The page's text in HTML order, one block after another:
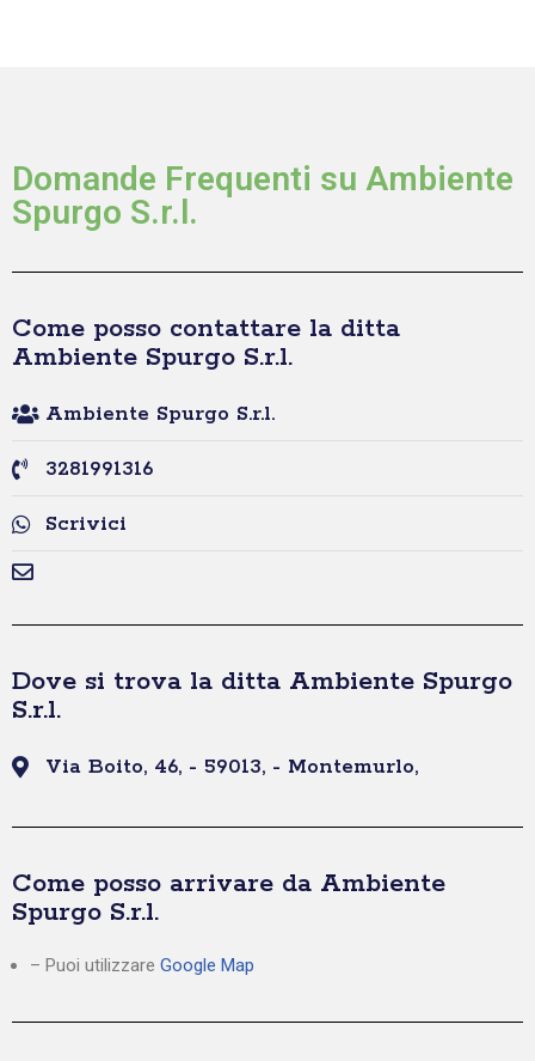
Domande Frequenti su Ambiente
Spurgo S.r.l.
Come posso contattare la ditta
Ambiente Spurgo S.r.l.
Ambiente Spurgo S.r.l.
3281991316
Scrivici
Dove si trova la ditta Ambiente Spurgo
S.r.l.
Via Boito, 46, - 59013, - Montemurlo,
Come posso arrivare da Ambiente
Spurgo S.r.l.
– Puoi utilizzare Google Map